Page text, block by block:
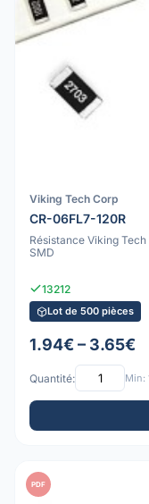
Viking Tech Corp
CR-06FL7-120R
Résistance Viking
SMD
13212
Lot de 500 pièces
1.94€ – 3.65€
Quantité: Min:
PDF